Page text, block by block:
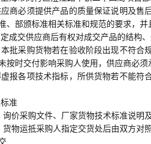
商必须提供产品的质量保证说明及
、部颁标准相关标准和规范的要求，并
成交供应商后有权对成交产品的结构
批采购货物若在验收阶段出现不符
按时交付影响采购人使用，供应商必须
报各项技术指标，所供货物若不能
准
询价采购文件、厂家货物技术标准说明
货物运抵采购人指定交货处后由双方对